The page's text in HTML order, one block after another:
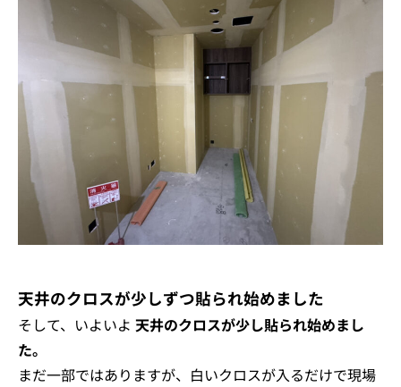
天井のクロスが少しずつ貼られ始めました
そして、いよいよ 天井のクロスが少し貼られ始めまし
た。
まだ一部ではありますが、白いクロスが入るだけで現場